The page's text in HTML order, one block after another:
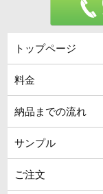
トップページ
料金
納品までの流れ
サンプル
ご注文